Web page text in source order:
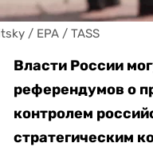
/ EPA / TASS
Власти России
референдумов о
контролем
стратегическим